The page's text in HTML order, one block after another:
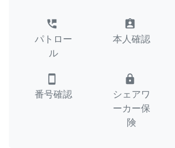
perm_phone_msg
パトロー
ル
assignment_ind
本人確認
smartphone
番号確認
lock
シェアワ
ーカー保
険